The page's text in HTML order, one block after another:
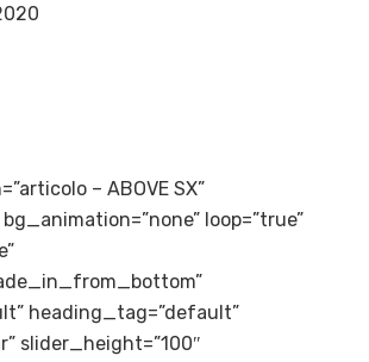
– ABOVE SX”
loop=”true”
heading_tag=”default”
slider_height=”100″